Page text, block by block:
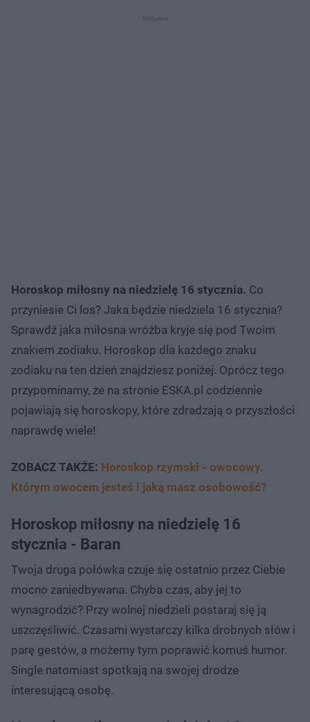
Horoskop miłosny na niedzielę 16 stycznia. Co
przyniesie Ci los? Jaka będzie niedziela 16 stycznia?
Sprawdź jaka miłosna wróżba kryje się pod Twoim
znakiem zodiaku. Horoskop dla każdego znaku
zodiaku na ten dzień znajdziesz poniżej. Oprócz tego
przypominamy, że na stronie ESKA.pl codziennie
pojawiają się horoskopy, które zdradzają o przyszłości
naprawdę wiele!
ZOBACZ TAKŻE: Horoskop rzymski - owocowy.
Którym owocem jesteś i jaką masz osobowość?
Horoskop miłosny na niedzielę 16
stycznia - Baran
Twoja druga połówka czuje się ostatnio przez Ciebie
mocno zaniedbywana. Chyba czas, aby jej to
wynagrodzić? Przy wolnej niedzieli postaraj się ją
uszczęśliwić. Czasami wystarczy kilka drobnych słów i
parę gestów, a możemy tym poprawić komuś humor.
Single natomiast spotkają na swojej drodze
interesującą osobę.